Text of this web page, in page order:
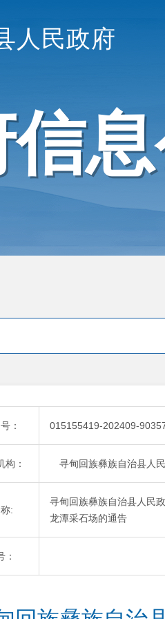
人民政府
： 015155419-202409-
构： 寻甸回族彝族自治县人
:
寻甸回族彝族自治县人民
龙潭采石场的通告
：